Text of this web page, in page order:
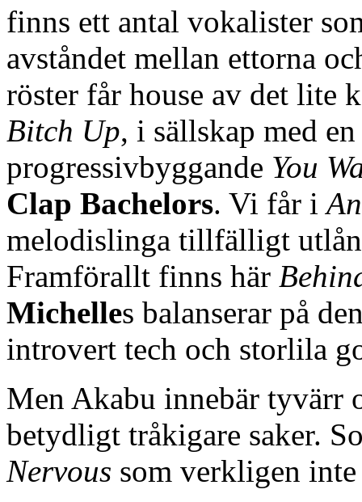
finns ett antal vokalister
avståndet mellan ettorna
röster får house av det lite
Bitch Up, i sällskap med
progressivbyggande You
Clap Bachelors. Vi får i
melodislinga tillfälligt
Framförallt finns här
Michelles balanserar på
introvert tech och storlila
Men Akabu innebär tyvärr
betydligt tråkigare saker.
Nervous som verkligen inte